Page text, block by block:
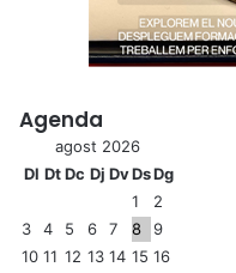
Agenda
agost 2026
Dl DtDc Dj DvDsDg
1
2
3
4 5 6 7 8
9
10 11 12 13 14 15 16